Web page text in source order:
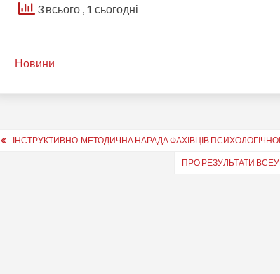
3 всього , 1 сьогодні
Новини
Навігація
ІНСТРУКТИВНО-МЕТОДИЧНА НАРАДА ФАХІВЦІВ
ПРО РЕЗУЛЬТАТИ